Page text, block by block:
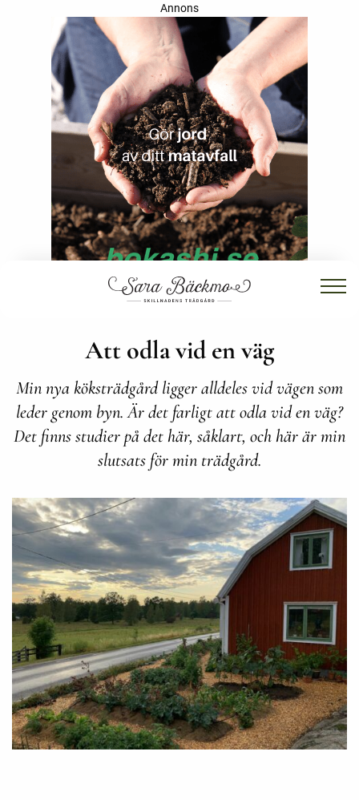
Annons
Att odla vid en väg
Min nya köksträdgård ligger alldeles vid vägen som
leder genom byn. Är det farligt att odla vid en väg?
Det finns studier på det här, såklart, och här är min
slutsats för min trädgård.